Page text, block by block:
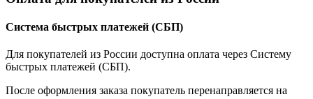
Система быстрых платежей (СБП)
Для покупателей из России доступна оплата через Систему
быстрых платежей (СБП).
После оформления заказа покупатель перенаправляется на